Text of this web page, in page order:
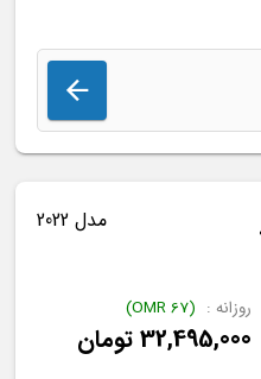
مدل 2022
روزانه : (
67
OMR
)
32,495,000تومان